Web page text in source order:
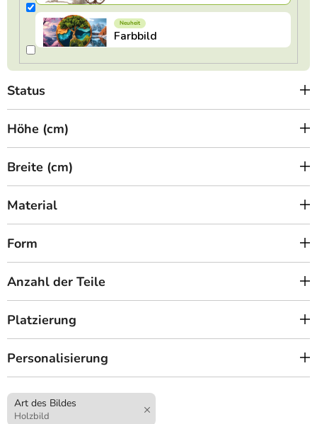
Status
Höhe (cm)
Breite (cm)
Material
Form
Anzahl der Teile
Platzierung
Personalisierung
Art des Bildes
Holzbild